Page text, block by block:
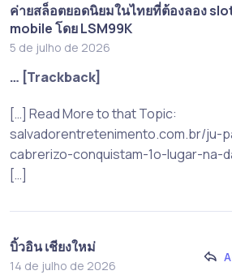
ค่ายสล็อตยอดนิยมในไทยที่ต้องลอง
mobile โดย LSM99K
5 de julho de 2026
… [Trackback]
[…] Read More to that Topic:
salvadorentretenimento.com.br/ju-
cabrerizo-conquistam-1o-lugar-na-
[…]
บิ้วอิน เชียงใหม่
14 de julho de 2026